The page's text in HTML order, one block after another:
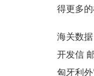
得更多的
海关数
开发信
匈牙利